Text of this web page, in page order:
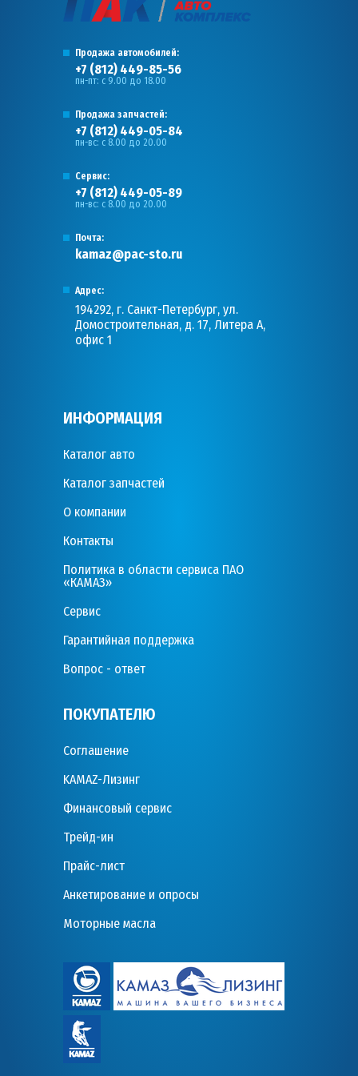
Продажа автомобилей:
+7 (812) 449-85-56
пн-пт: с 9.00 до 18.00
Продажа запчастей:
+7 (812) 449-05-84
пн-вс: с 8.00 до 20.00
Сервис:
+7 (812) 449-05-89
пн-вс: с 8.00 до 20.00
Почта:
kamaz@pac-sto.ru
Адрес:
194292, г. Санкт-Петербург, ул.
Домостроительная, д. 17, Литера А,
офис 1
ИНФОРМАЦИЯ
Каталог авто
Каталог запчастей
О компании
Контакты
Политика в области сервиса ПАО
«КАМАЗ»
Сервис
Гарантийная поддержка
Вопрос - ответ
ПОКУПАТЕЛЮ
Соглашение
KAMAZ-Лизинг
Финансовый сервис
Трейд-ин
Прайс-лист
Анкетирование и опросы
Моторные масла